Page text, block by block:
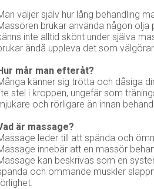
väljer själv hur lång behandling
brukar använda någon
inte alltid skönt under själva
ändå uppleva det som
mår man efteråt?
känner sig trötta och dåsiga
stel i kroppen, ungefär som
och rörligare än innan
är massage?
leder till att spända och
innebär att en massör
kan beskrivas som en
och ömmande muskler